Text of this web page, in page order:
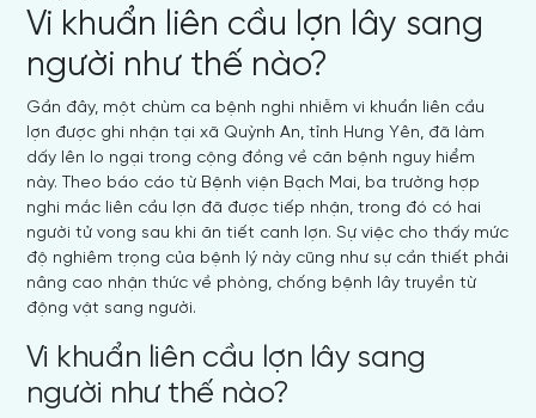
Vi khuẩn liên cầu lợn lây sang
người như thế nào?
Gần đây, một chùm ca bệnh nghi nhiễm vi khuẩn liên cầu
lợn được ghi nhận tại xã Quỳnh An, tỉnh Hưng Yên, đã làm
dấy lên lo ngại trong cộng đồng về căn bệnh nguy hiểm
này. Theo báo cáo từ Bệnh viện Bạch Mai, ba trường hợp
nghi mắc liên cầu lợn đã được tiếp nhận, trong đó có hai
người tử vong sau khi ăn tiết canh lợn. Sự việc cho thấy mức
độ nghiêm trọng của bệnh lý này cũng như sự cần thiết phải
nâng cao nhận thức về phòng, chống bệnh lây truyền từ
động vật sang người.
Vi khuẩn liên cầu lợn lây sang
người như thế nào?